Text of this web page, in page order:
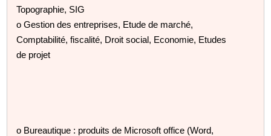
Topographie, SIG
o Gestion des entreprises, Etude de marché,
Comptabilité, fiscalité, Droit social, Economie, Etudes
de projet
o Bureautique : produits de Microsoft office (Word,